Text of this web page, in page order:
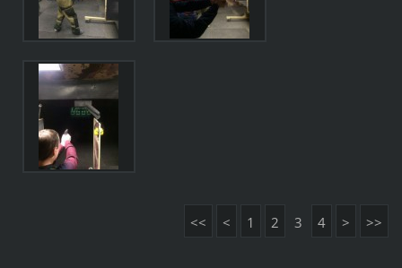
<< < 1 2 3 4 > >>